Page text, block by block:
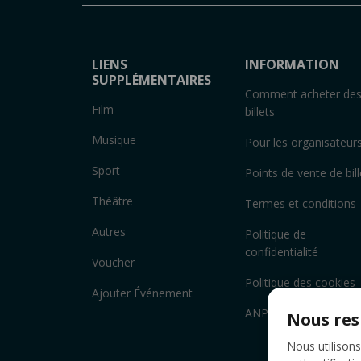
LIENS
SUPPLÉMENTAIRES
Film
Musique
Sport
Théâtre
Autres
Voucher
Ajouter Événement
INFORMATION
Comment acheter des
billets
Pour les
Points de vente de
Termes et conditions
Politique de
confidentialité
Politique des cookies
ANPC
Nous
Nous